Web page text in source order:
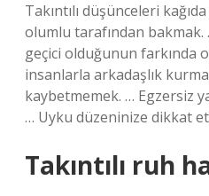
Takıntılı düşünceleri
olumlu tarafından bakmak.
geçici olduğunun farkında
insanlarla arkadaşlık
kaybetmemek. … Egzersiz
… Uyku düzeninize dikkat
Takıntılı ruh